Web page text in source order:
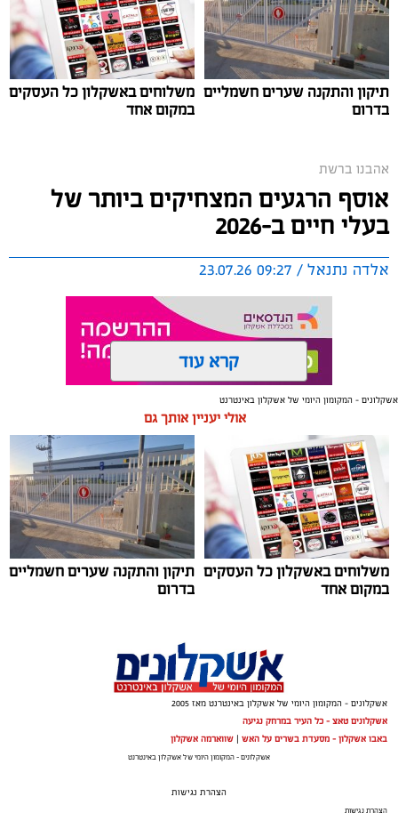
שירים שהפכו את הפוליטיקה הישראלית לפזמון
לא רק בקלפי: 6 שירים שהפכו את הפוליטיקה הישראלית
ממערכת הבחירות ועד יוקר המחיה, מהסטיקרים על
המכוניות ועד החלום לברוח ללונדון – הרבה לפני הרשתות
החברתיות, הזמרים כבר ידעו להגיד את מה שהציבור חושב.
"איזו מדינה" – אלי לוזון שיר המחאה המזרחי הראשון
תיקון והתקנה שערים חשמליים
בדרום
משלוחים באשקלון כל העסקים
במקום אחד
אהבנו ברשת
אוסף הרגעים המצחיקים ביותר של
בעלי חיים ב-2026
אלדה נתנאל / 09:27 23.07.26
תגים:בעלי חיים
קרא עוד
אשקלונים - המקומון היומי של אשקלון באינטרנט
אולי יעניין אותך גם
משלוחים באשקלון כל העסקים
במקום אחד
תיקון והתקנה שערים חשמליים
בדרום
אשקלונים - המקומון היומי של אשקלון באינטרנט מאז 2005
אשקלונים טאצ - כל העיר במרחק נגיעה
באבו אשקלון - מסעדת בשרים על האש | שווארמה אשקלון
אשקלונים - המקומון היומי של אשקלון באינטרנט
הצהרת נגישות
הצהרת נגישות